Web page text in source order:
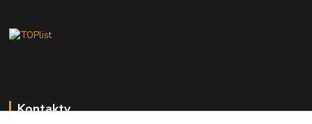
Kontakty